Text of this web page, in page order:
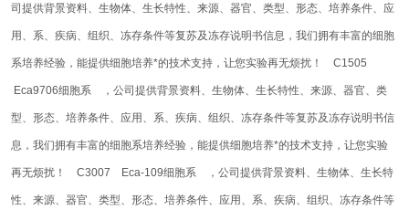
司提供背景资料、生物体、生长特性、来源、器官、类型、形态、培养条件、应
用、系、疾病、组织、冻存条件等复苏及冻存说明书信息，我们拥有丰富的细胞
系培养经验，能提供细胞培养*的技术支持，让您实验再无烦扰！ C1505
Eca9706细胞系 ，公司提供背景资料、生物体、生长特性、来源、器官、类
型、形态、培养条件、应用、系、疾病、组织、冻存条件等复苏及冻存说明书信
息，我们拥有丰富的细胞系培养经验，能提供细胞培养*的技术支持，让您实验
再无烦扰！ C3007 Eca-109细胞系 ，公司提供背景资料、生物体、生长特
性、来源、器官、类型、形态、培养条件、应用、系、疾病、组织、冻存条件等